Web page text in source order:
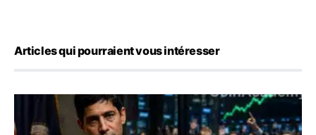
Articles qui pourraient vous intéresser
Emploi américain : 23 000 postes détruits en juillet, les